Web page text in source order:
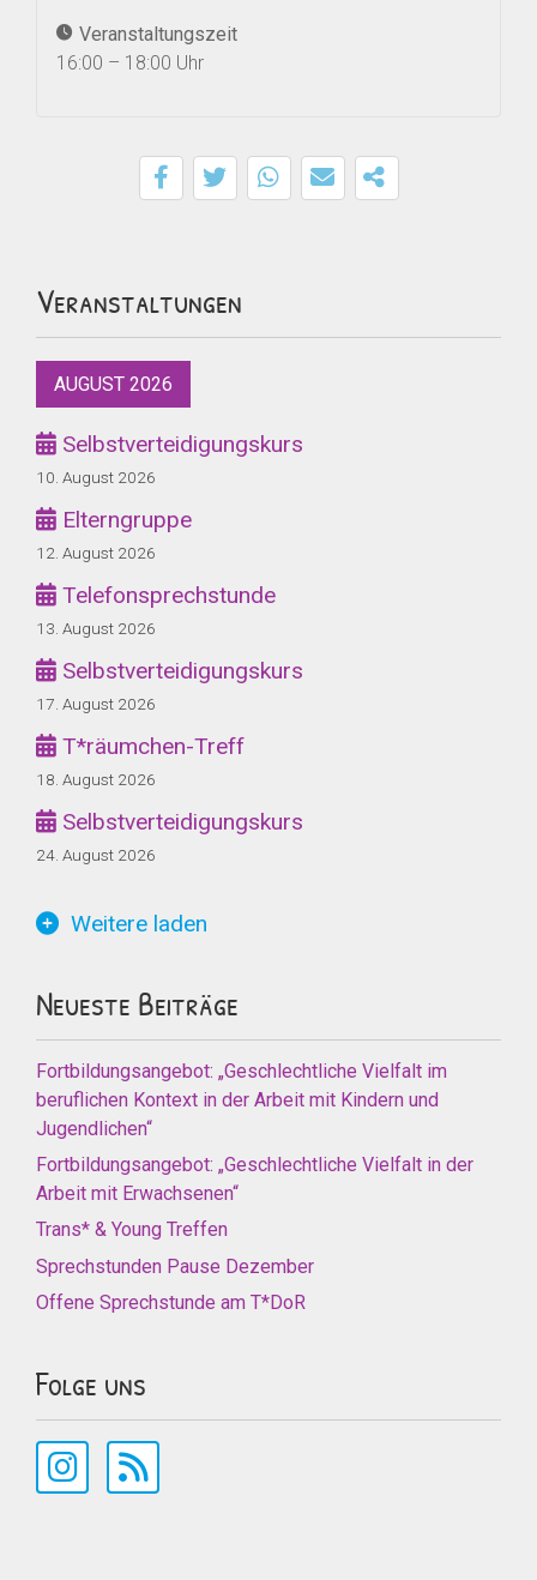
Veranstaltungszeit
16:00 – 18:00 Uhr
Veranstaltungen
AUGUST 2026
Selbstverteidigungskurs
10. August 2026
Elterngruppe
12. August 2026
Telefonsprechstunde
13. August 2026
Selbstverteidigungskurs
17. August 2026
T*räumchen-Treff
18. August 2026
Selbstverteidigungskurs
24. August 2026
Weitere laden
Neueste Beiträge
Fortbildungsangebot: „Geschlechtliche Vielfalt im
beruflichen Kontext in der Arbeit mit Kindern und
Jugendlichen“
Fortbildungsangebot: „Geschlechtliche Vielfalt in der
Arbeit mit Erwachsenen“
Trans* & Young Treffen
Sprechstunden Pause Dezember
Offene Sprechstunde am T*DoR
Folge uns